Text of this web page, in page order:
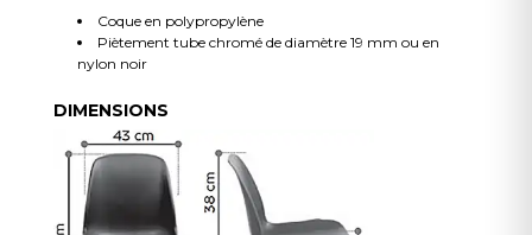
Coque en polypropylène
Piètement tube chromé de diamètre 19 mm ou en
nylon noir
DIMENSIONS